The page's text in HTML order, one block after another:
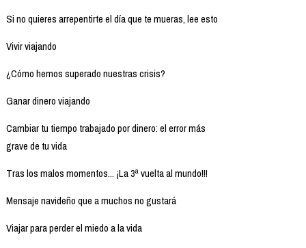
Si no quieres arrepentirte el día que te mueras, lee esto
Vivir viajando
¿Cómo hemos superado nuestras crisis?
Ganar dinero viajando
Cambiar tu tiempo trabajado por dinero: el error más
grave de tu vida
Tras los malos momentos... ¡La 3ª vuelta al mundo!!!
Mensaje navideño que a muchos no gustará
Viajar para perder el miedo a la vida